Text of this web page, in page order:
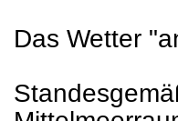
Das Wetter